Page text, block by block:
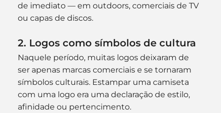
de imediato — em outdoors, comerciais de TV
ou capas de discos.
2. Logos como símbolos de cultura
Naquele período, muitas logos deixaram de
ser apenas marcas comerciais e se tornaram
símbolos culturais. Estampar uma camiseta
com uma logo era uma declaração de estilo,
afinidade ou pertencimento.